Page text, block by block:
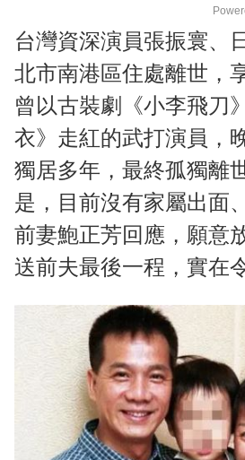
台灣資深演員張振寰、
北市南港區住處離世，
曾以古裝劇《小李飛刀
衣》走紅的武打演員，
獨居多年，最終孤獨離
是，目前沒有家屬出面
前妻鮑正芳回應，願意
送前夫最後一程，實在